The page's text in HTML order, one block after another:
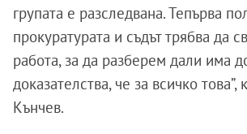
групата е разследвана. Тепърва
прокуратурата и съдът трябва да
работа, за да разберем дали има
доказателства, че за всичко
Кънчев.